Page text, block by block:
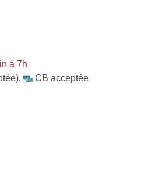
à 7h
,
CB acceptée